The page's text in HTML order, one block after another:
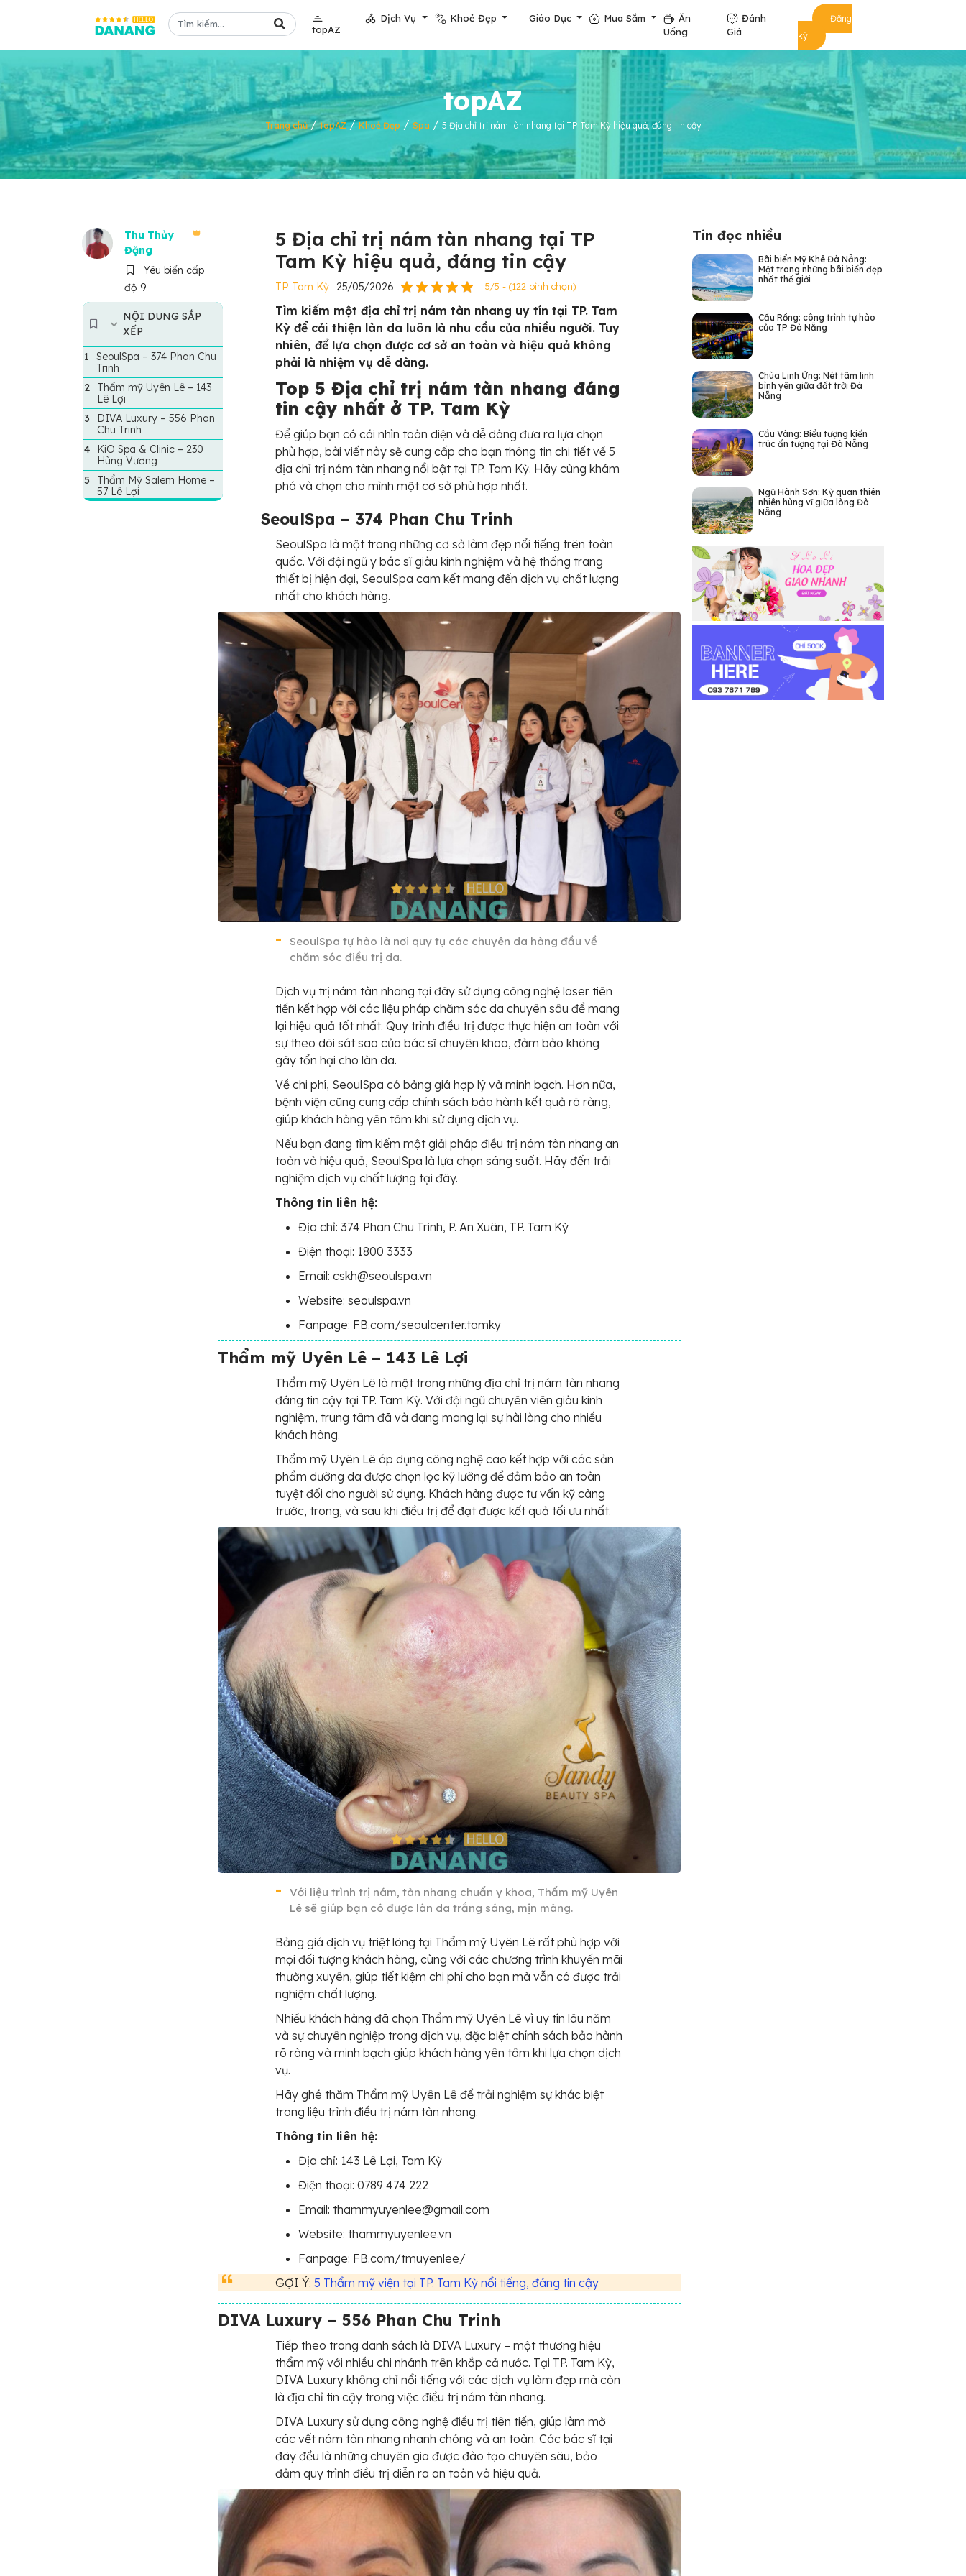
topAZ
Dịch Vụ Khoẻ Đẹp Giáo Dục Mua Sắm
Ăn
Uống
Đánh
Giá
Đăng
ký
topAZ
Trang chủ/topAZ/Khoẻ Đẹp / Spa / 5 Địa chỉ trị nám tàn nhang tại TP Tam Kỳ hiệu quả, đáng tin cậy
Thu Thủy
Đặng
Yêu biển cấp
độ 9
5 Địa chỉ trị nám tàn nhang tại TP
Tam Kỳ hiệu quả, đáng tin cậy
TP Tam Kỳ 25/05/2026 5/5 - (122 bình chọn)
NỘI DUNG SẮP
XẾP
SeoulSpa – 374 Phan Chu
Trinh
Thẩm mỹ Uyên Lê – 143
Lê Lợi
DIVA Luxury – 556 Phan
Chu Trinh
KiO Spa & Clinic – 230
Hùng Vương
Thẩm Mỹ Salem Home –
57 Lê Lợi
Tìm kiếm một địa chỉ trị nám tàn nhang uy tín tại TP. Tam
Kỳ để cải thiện làn da luôn là nhu cầu của nhiều người. Tuy
nhiên, để lựa chọn được cơ sở an toàn và hiệu quả không
phải là nhiệm vụ dễ dàng.
Top 5 Địa chỉ trị nám tàn nhang đáng
tin cậy nhất ở TP. Tam Kỳ
Để giúp bạn có cái nhìn toàn diện và dễ dàng đưa ra lựa chọn
phù hợp, bài viết này sẽ cung cấp cho bạn thông tin chi tiết về 5
địa chỉ trị nám tàn nhang nổi bật tại TP. Tam Kỳ. Hãy cùng khám
phá và chọn cho mình một cơ sở phù hợp nhất.
SeoulSpa – 374 Phan Chu Trinh
SeoulSpa là một trong những cơ sở làm đẹp nổi tiếng trên toàn
quốc. Với đội ngũ y bác sĩ giàu kinh nghiệm và hệ thống trang
thiết bị hiện đại, SeoulSpa cam kết mang đến dịch vụ chất lượng
nhất cho khách hàng.
SeoulSpa tự hào là nơi quy tụ các chuyên da hàng đầu về
chăm sóc điều trị da.
Dịch vụ trị nám tàn nhang tại đây sử dụng công nghệ laser tiên
tiến kết hợp với các liệu pháp chăm sóc da chuyên sâu để mang
lại hiệu quả tốt nhất. Quy trình điều trị được thực hiện an toàn với
sự theo dõi sát sao của bác sĩ chuyên khoa, đảm bảo không
gây tổn hại cho làn da.
Về chi phí, SeoulSpa có bảng giá hợp lý và minh bạch. Hơn nữa,
bệnh viện cũng cung cấp chính sách bảo hành kết quả rõ ràng,
giúp khách hàng yên tâm khi sử dụng dịch vụ.
Nếu bạn đang tìm kiếm một giải pháp điều trị nám tàn nhang an
toàn và hiệu quả, SeoulSpa là lựa chọn sáng suốt. Hãy đến trải
nghiệm dịch vụ chất lượng tại đây.
Thông tin liên hệ:
Địa chỉ: 374 Phan Chu Trinh, P. An Xuân, TP. Tam Kỳ
Điện thoại: 1800 3333
Email: cskh@seoulspa.vn
Website: seoulspa.vn
Fanpage: FB.com/seoulcenter.tamky
Thẩm mỹ Uyên Lê – 143 Lê Lợi
Thẩm mỹ Uyên Lê là một trong những địa chỉ trị nám tàn nhang
đáng tin cậy tại TP. Tam Kỳ. Với đội ngũ chuyên viên giàu kinh
nghiệm, trung tâm đã và đang mang lại sự hài lòng cho nhiều
khách hàng.
Thẩm mỹ Uyên Lê áp dụng công nghệ cao kết hợp với các sản
phẩm dưỡng da được chọn lọc kỹ lưỡng để đảm bảo an toàn
tuyệt đối cho người sử dụng. Khách hàng được tư vấn kỹ càng
trước, trong, và sau khi điều trị để đạt được kết quả tối ưu nhất.
Với liệu trình trị nám, tàn nhang chuẩn y khoa, Thẩm mỹ Uyên
Lê sẽ giúp bạn có được làn da trắng sáng, mịn màng.
Bảng giá dịch vụ triệt lông tại Thẩm mỹ Uyên Lê rất phù hợp với
mọi đối tượng khách hàng, cùng với các chương trình khuyến mãi
thường xuyên, giúp tiết kiệm chi phí cho bạn mà vẫn có được trải
nghiệm chất lượng.
Nhiều khách hàng đã chọn Thẩm mỹ Uyên Lê vì uy tín lâu năm
và sự chuyên nghiệp trong dịch vụ, đặc biệt chính sách bảo hành
rõ ràng và minh bạch giúp khách hàng yên tâm khi lựa chọn dịch
vụ.
Hãy ghé thăm Thẩm mỹ Uyên Lê để trải nghiệm sự khác biệt
trong liệu trình điều trị nám tàn nhang.
Thông tin liên hệ:
Địa chỉ: 143 Lê Lợi, Tam Kỳ
Điện thoại: 0789 474 222
Email: thammyuyenlee@gmail.com
Website: thammyuyenlee.vn
Fanpage: FB.com/tmuyenlee/
GỢI Ý:5 Thẩm mỹ viện tại TP. Tam Kỳ nổi tiếng, đáng tin cậy
DIVA Luxury – 556 Phan Chu Trinh
Tiếp theo trong danh sách là DIVA Luxury – một thương hiệu
thẩm mỹ với nhiều chi nhánh trên khắp cả nước. Tại TP. Tam Kỳ,
DIVA Luxury không chỉ nổi tiếng với các dịch vụ làm đẹp mà còn
là địa chỉ tin cậy trong việc điều trị nám tàn nhang.
DIVA Luxury sử dụng công nghệ điều trị tiên tiến, giúp làm mờ
các vết nám tàn nhang nhanh chóng và an toàn. Các bác sĩ tại
đây đều là những chuyên gia được đào tạo chuyên sâu, bảo
đảm quy trình điều trị diễn ra an toàn và hiệu quả.
Tin đọc nhiều
Bãi biển Mỹ Khê Đà Nẵng:
Một trong những bãi biển đẹp
nhất thế giới
Cầu Rồng: công trình tự hào
của TP Đà Nẵng
Chùa Linh Ứng: Nét tâm linh
bình yên giữa đất trời Đà
Nẵng
Cầu Vàng: Biểu tượng kiến
trúc ấn tượng tại Đà Nẵng
Ngũ Hành Sơn: Kỳ quan thiên
nhiên hùng vĩ giữa lòng Đà
Nẵng